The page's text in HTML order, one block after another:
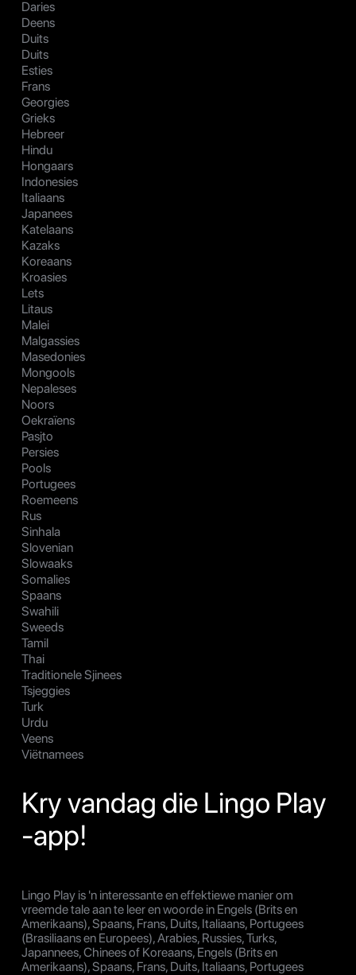
Daries
Deens
Duits
Duits
Esties
Frans
Georgies
Grieks
Hebreer
Hindu
Hongaars
Indonesies
Italiaans
Japanees
Katelaans
Kazaks
Koreaans
Kroasies
Lets
Litaus
Malei
Malgassies
Masedonies
Mongools
Nepaleses
Noors
Oekraïens
Pasjto
Persies
Pools
Portugees
Roemeens
Rus
Sinhala
Slovenian
Slowaaks
Somalies
Spaans
Swahili
Sweeds
Tamil
Thai
Traditionele Sjinees
Tsjeggies
Turk
Urdu
Veens
Viëtnamees
Kry vandag die Lingo Play
-app!
Lingo Play is 'n interessante en effektiewe manier om
vreemde tale aan te leer en woorde in Engels (Brits en
Amerikaans), Spaans, Frans, Duits, Italiaans, Portugees
(Brasiliaans en Europees), Arabies, Russies, Turks,
Japannees, Chinees of Koreaans, Engels (Brits en
Amerikaans), Spaans, Frans, Duits, Italiaans, Portugees